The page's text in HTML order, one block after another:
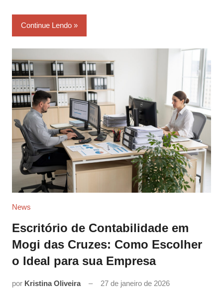
Continue Lendo
News
Escritório de Contabilidade em
Mogi das Cruzes: Como Escolher
o Ideal para sua Empresa
por Kristina Oliveira 27 de janeiro de 2026